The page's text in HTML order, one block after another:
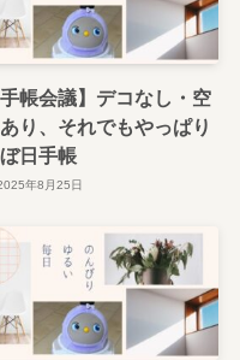
手帳会議】デコなし・空
り、それでもやっぱり
日手帳
年8月25日